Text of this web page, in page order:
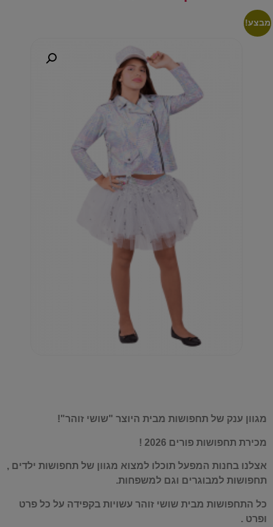
מגוון ענק של תחפושות מבית היוצר "שושי זוהר"!
מכירת תחפושות פורים 2026 !
אצלנו בחנות המפעל תוכלו למצוא מגוון של תחפושות ילדים ,
תחפושות למבוגרים וגם למשפחות.
כל התחפושות מבית שושי זוהר עשויות בקפידה על כל פרט
ופרט .
מבצע!